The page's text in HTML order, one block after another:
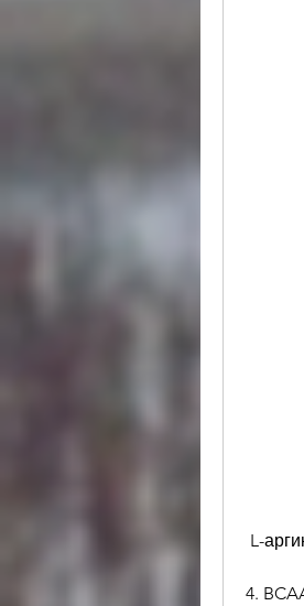
L-
4.